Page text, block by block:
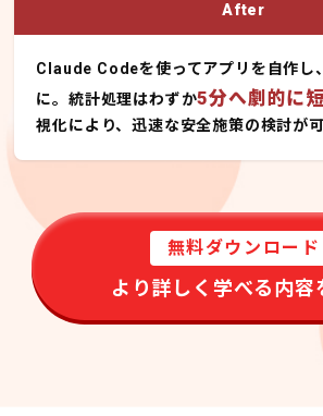
After
Claude Codeを使ってアプリを自作し、
に。統計処理はわずか5分へ劇的に
視化により、迅速な安全施策の検討が
無料ダウンロード
より詳しく学べる内容